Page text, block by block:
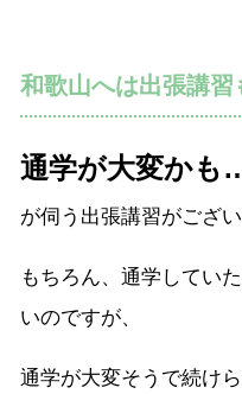
和歌山へは出張講習
通学が大変かも
が伺う出張講習がござい
もちろん、通学してい
いのですが、
通学が大変そうで続け